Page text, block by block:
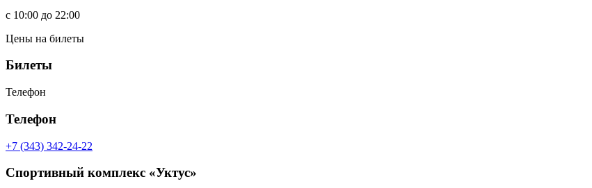
c 10:00 до 22:00
Цены на билеты
Билеты
Телефон
Телефон
+7 (343) 342-24-22
Спортивный комплекс «Уктус»